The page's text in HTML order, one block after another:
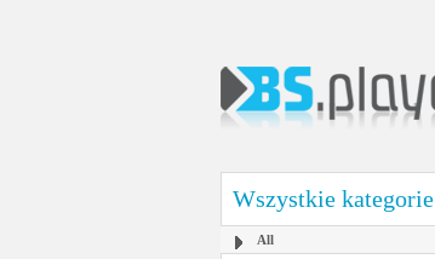
Wszystkie kategorie
All